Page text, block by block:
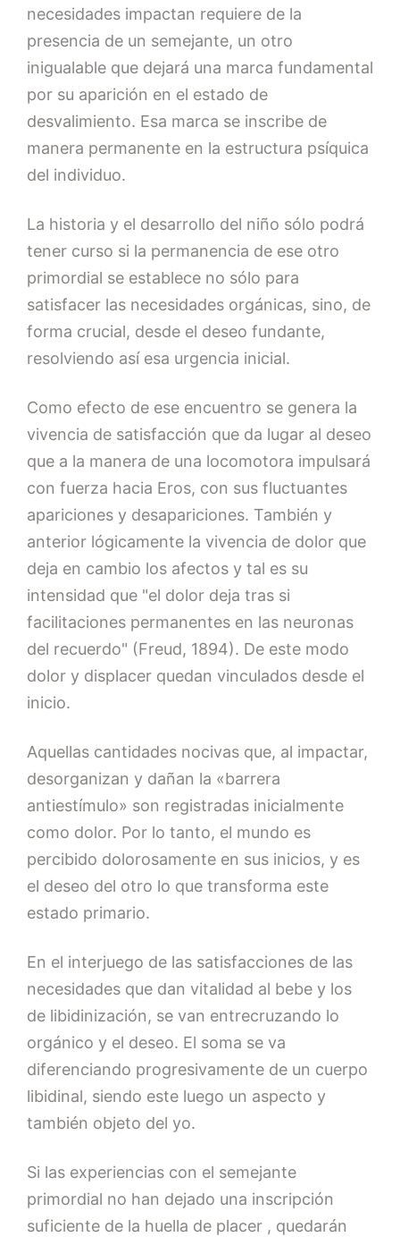
necesidades impactan requiere de la
presencia de un semejante, un otro
inigualable que dejará una marca fundamental
por su aparición en el estado de
desvalimiento. Esa marca se inscribe de
manera permanente en la estructura psíquica
del individuo.
La historia y el desarrollo del niño sólo podrá
tener curso si la permanencia de ese otro
primordial se establece no sólo para
satisfacer las necesidades orgánicas, sino, de
forma crucial, desde el deseo fundante,
resolviendo así esa urgencia inicial.
Como efecto de ese encuentro se genera la
vivencia de satisfacción que da lugar al deseo
que a la manera de una locomotora impulsará
con fuerza hacia Eros, con sus fluctuantes
apariciones y desapariciones. También y
anterior lógicamente la vivencia de dolor que
deja en cambio los afectos y tal es su
intensidad que "el dolor deja tras si
facilitaciones permanentes en las neuronas
del recuerdo" (Freud, 1894). De este modo
dolor y displacer quedan vinculados desde el
inicio.
Aquellas cantidades nocivas que, al impactar,
desorganizan y dañan la «barrera
antiestímulo» son registradas inicialmente
como dolor. Por lo tanto, el mundo es
percibido dolorosamente en sus inicios, y es
el deseo del otro lo que transforma este
estado primario.
En el interjuego de las satisfacciones de las
necesidades que dan vitalidad al bebe y los
de libidinización, se van entrecruzando lo
orgánico y el deseo. El soma se va
diferenciando progresivamente de un cuerpo
libidinal, siendo este luego un aspecto y
también objeto del yo.
Si las experiencias con el semejante
primordial no han dejado una inscripción
suficiente de la huella de placer , quedarán